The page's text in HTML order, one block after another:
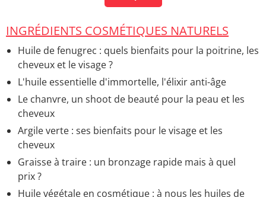
Pierre de nila bienfaits> Accueil - Ingrédients
cosmétiques naturels
INGRÉDIENTS COSMÉTIQUES NATURELS
Huile de fenugrec : quels bienfaits pour la poitrine, les
cheveux et le visage ?
L'huile essentielle d'immortelle, l'élixir anti-âge
Le chanvre, un shoot de beauté pour la peau et les
cheveux
Argile verte : ses bienfaits pour le visage et les
cheveux
Graisse à traire : un bronzage rapide mais à quel
prix ?
Huile végétale en cosmétique : à nous les huiles de